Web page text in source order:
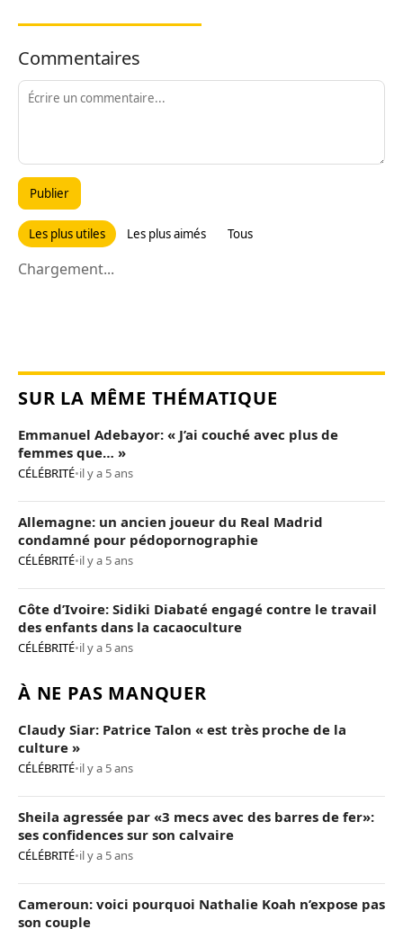
Commentaires
Publier
Les plus utiles Les plus aimés Tous
Chargement...
SUR LA MÊME THÉMATIQUE
Emmanuel Adebayor: « J’ai couché avec plus de
femmes que… »
CÉLÉBRITÉ•il y a 5 ans
Allemagne: un ancien joueur du Real Madrid
condamné pour pédopornographie
CÉLÉBRITÉ•il y a 5 ans
Côte d’Ivoire: Sidiki Diabaté engagé contre le travail
des enfants dans la cacaoculture
CÉLÉBRITÉ•il y a 5 ans
À NE PAS MANQUER
Claudy Siar: Patrice Talon « est très proche de la
culture »
CÉLÉBRITÉ•il y a 5 ans
Sheila agressée par «3 mecs avec des barres de fer»:
ses confidences sur son calvaire
CÉLÉBRITÉ•il y a 5 ans
Cameroun: voici pourquoi Nathalie Koah n’expose pas
son couple